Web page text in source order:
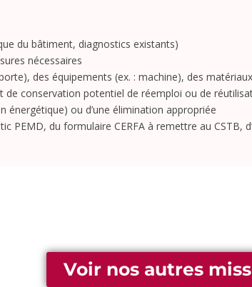
du bâtiment, diagnostics existants)
nécessaires
des équipements (ex. : machine), des
conservation potentiel de réemploi ou de
énergétique) ou d’une élimination appropriée
PEMD, du formulaire CERFA à remettre au
Voir nos autres